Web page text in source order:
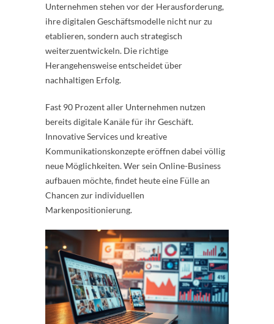
Unternehmen stehen vor der Herausforderung,
ihre digitalen Geschäftsmodelle nicht nur zu
etablieren, sondern auch strategisch
weiterzuentwickeln. Die richtige
Herangehensweise entscheidet über
nachhaltigen Erfolg.
Fast 90 Prozent aller Unternehmen nutzen
bereits digitale Kanäle für ihr Geschäft.
Innovative Services und kreative
Kommunikationskonzepte eröffnen dabei völlig
neue Möglichkeiten. Wer sein Online-Business
aufbauen möchte, findet heute eine Fülle an
Chancen zur individuellen
Markenpositionierung.